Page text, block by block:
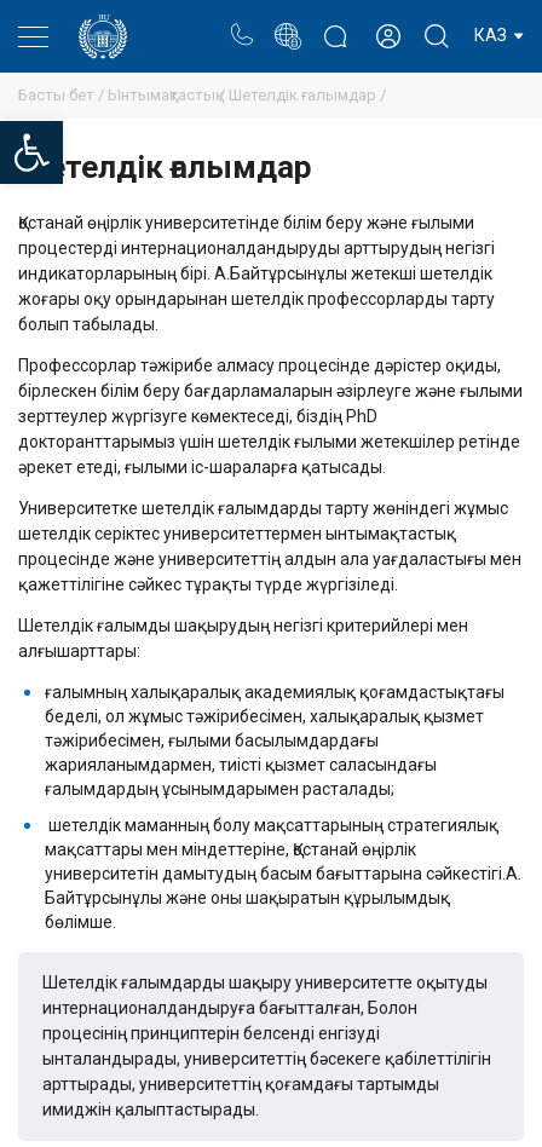
Open toolbar
КАЗ
Басты бет / Ынтымақтастық / Шетелдік ғалымдар /
Шетелдік ғалымдар
Қостанай өңірлік университетінде білім беру және ғылыми
процестерді интернационалдандыруды арттырудың негізгі
индикаторларының бірі. А.Байтұрсынұлы жетекші шетелдік
жоғары оқу орындарынан шетелдік профессорларды тарту
болып табылады.
Профессорлар тәжірибе алмасу процесінде дәрістер оқиды,
бірлескен білім беру бағдарламаларын әзірлеуге және ғылыми
зерттеулер жүргізуге көмектеседі, біздің PhD
докторанттарымыз үшін шетелдік ғылыми жетекшілер ретінде
әрекет етеді, ғылыми іс-шараларға қатысады.
Университетке шетелдік ғалымдарды тарту жөніндегі жұмыс
шетелдік серіктес университеттермен ынтымақтастық
процесінде және университеттің алдын ала уағдаластығы мен
қажеттілігіне сәйкес тұрақты түрде жүргізіледі.
Шетелдік ғалымды шақырудың негізгі критерийлері мен
алғышарттары:
ғалымның халықаралық академиялық қоғамдастықтағы
беделі, ол жұмыс тәжірибесімен, халықаралық қызмет
тәжірибесімен, ғылыми басылымдардағы
жарияланымдармен, тиісті қызмет саласындағы
ғалымдардың ұсынымдарымен расталады;
шетелдік маманның болу мақсаттарының стратегиялық
мақсаттары мен міндеттеріне, Қостанай өңірлік
университетін дамытудың басым бағыттарына сәйкестігі.А.
Байтұрсынұлы және оны шақыратын құрылымдық
бөлімше.
Шетелдік ғалымдарды шақыру университетте оқытуды
интернационалдандыруға бағытталған, Болон
процесінің принциптерін белсенді енгізуді
ынталандырады, университеттің бәсекеге қабілеттілігін
арттырады, университеттің қоғамдағы тартымды
имиджін қалыптастырады.